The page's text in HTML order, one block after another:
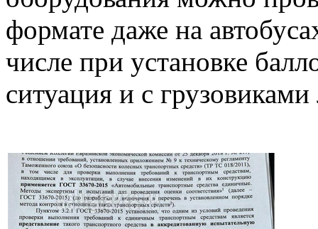
формате даже на
числе при установке
ситуация и с